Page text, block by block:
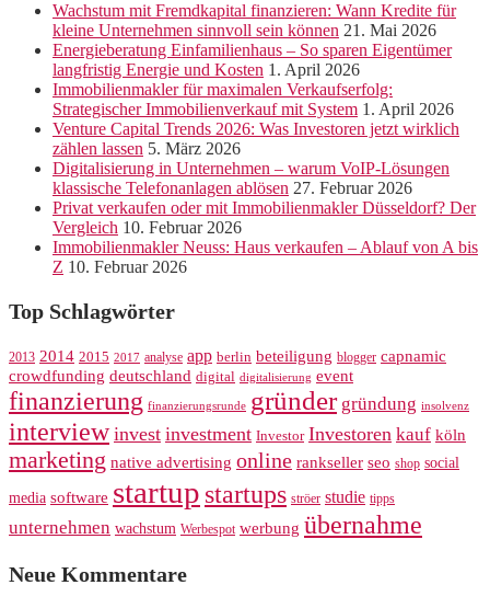
Wachstum mit Fremdkapital finanzieren: Wann Kredite für
kleine Unternehmen sinnvoll sein können 21. Mai 2026
Energieberatung Einfamilienhaus – So sparen Eigentümer
langfristig Energie und Kosten 1. April 2026
Immobilienmakler für maximalen Verkaufserfolg:
Strategischer Immobilienverkauf mit System 1. April 2026
Venture Capital Trends 2026: Was Investoren jetzt wirklich
zählen lassen 5. März 2026
Digitalisierung in Unternehmen – warum VoIP-Lösungen
klassische Telefonanlagen ablösen 27. Februar 2026
Privat verkaufen oder mit Immobilienmakler Düsseldorf? Der
Vergleich 10. Februar 2026
Immobilienmakler Neuss: Haus verkaufen – Ablauf von A bis
Z 10. Februar 2026
Top Schlagwörter
2013 2014 2015 2017 analyse app berlin beteiligung blogger capnamic
crowdfunding deutschland digital digitalisierung event
finanzierung finanzierungsrunde gründer gründung insolvenz
interview invest investment Investor Investoren kauf köln
marketing native advertising online rankseller seo shop social
media software startup startups ströer studie tipps
unternehmen wachstum Werbespot werbung übernahme
Neue Kommentare